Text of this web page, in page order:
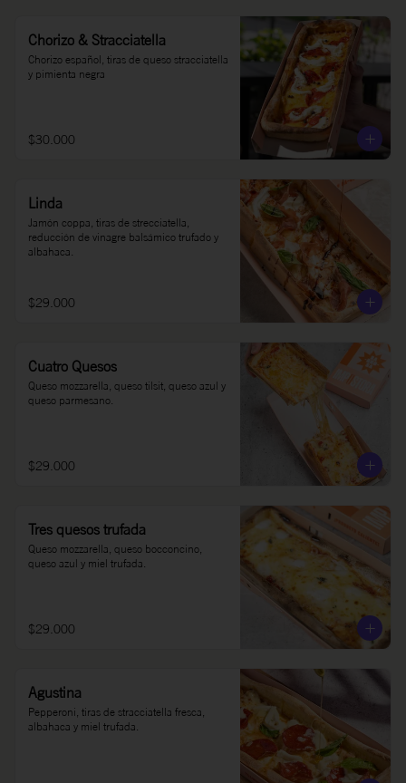
Chorizo & Stracciatella
Chorizo español, tiras de queso stracciatella
y pimienta negra
$30.000
Linda
Jamón coppa, tiras de strecciatella,
reducción de vinagre balsámico trufado y
albahaca.
$29.000
Cuatro Quesos
Queso mozzarella, queso tilsit, queso azul y
queso parmesano.
$29.000
Tres quesos trufada
Queso mozzarella, queso bocconcino,
queso azul y miel trufada.
$29.000
Agustina
Pepperoni, tiras de stracciatella fresca,
albahaca y miel trufada.